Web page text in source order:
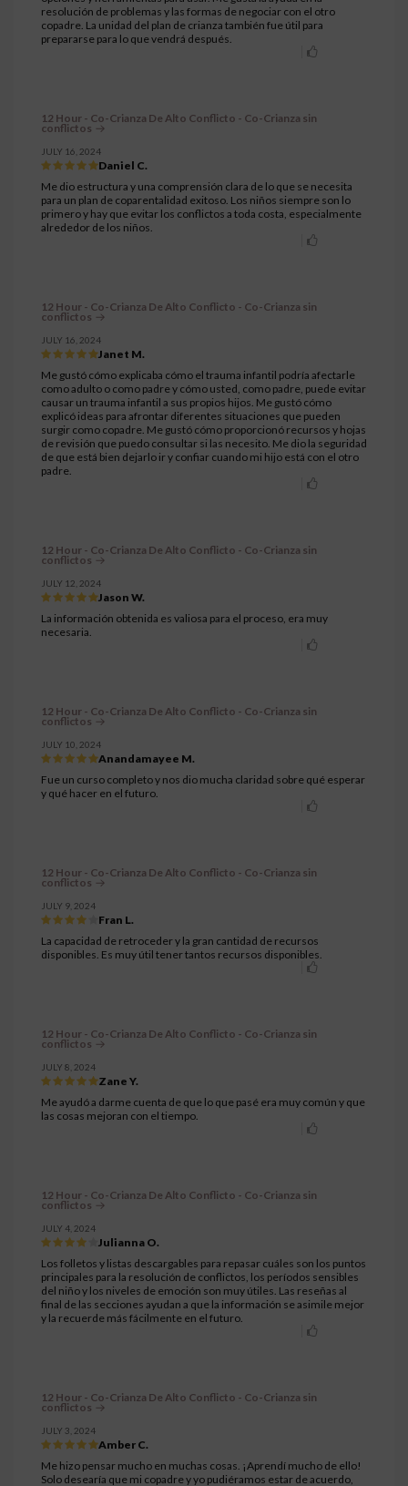
resolución de problemas y las formas de negociar con el otro
copadre. La unidad del plan de crianza también fue útil para
prepararse para lo que vendrá después.
12 Hour - Co-Crianza De Alto Conflicto - Co-Crianza sin
conflictos
JULY 16, 2024
Daniel C.
Me dio estructura y una comprensión clara de lo que se necesita
para un plan de coparentalidad exitoso. Los niños siempre son lo
primero y hay que evitar los conflictos a toda costa, especialmente
alrededor de los niños.
12 Hour - Co-Crianza De Alto Conflicto - Co-Crianza sin
conflictos
JULY 16, 2024
Janet M.
Me gustó cómo explicaba cómo el trauma infantil podría afectarle
como adulto o como padre y cómo usted, como padre, puede evitar
causar un trauma infantil a sus propios hijos. Me gustó cómo
explicó ideas para afrontar diferentes situaciones que pueden
surgir como copadre. Me gustó cómo proporcionó recursos y hojas
de revisión que puedo consultar si las necesito. Me dio la seguridad
de que está bien dejarlo ir y confiar cuando mi hijo está con el otro
padre.
12 Hour - Co-Crianza De Alto Conflicto - Co-Crianza sin
conflictos
JULY 12, 2024
Jason W.
La información obtenida es valiosa para el proceso, era muy
necesaria.
12 Hour - Co-Crianza De Alto Conflicto - Co-Crianza sin
conflictos
JULY 10, 2024
Anandamayee M.
Fue un curso completo y nos dio mucha claridad sobre qué esperar
y qué hacer en el futuro.
12 Hour - Co-Crianza De Alto Conflicto - Co-Crianza sin
conflictos
JULY 9, 2024
Fran L.
La capacidad de retroceder y la gran cantidad de recursos
disponibles. Es muy útil tener tantos recursos disponibles.
12 Hour - Co-Crianza De Alto Conflicto - Co-Crianza sin
conflictos
JULY 8, 2024
Zane Y.
Me ayudó a darme cuenta de que lo que pasé era muy común y que
las cosas mejoran con el tiempo.
12 Hour - Co-Crianza De Alto Conflicto - Co-Crianza sin
conflictos
JULY 4, 2024
Julianna O.
Los folletos y listas descargables para repasar cuáles son los puntos
principales para la resolución de conflictos, los períodos sensibles
del niño y los niveles de emoción son muy útiles. Las reseñas al
final de las secciones ayudan a que la información se asimile mejor
y la recuerde más fácilmente en el futuro.
12 Hour - Co-Crianza De Alto Conflicto - Co-Crianza sin
conflictos
JULY 3, 2024
Amber C.
Me hizo pensar mucho en muchas cosas. ¡Aprendí mucho de ello!
Solo desearía que mi copadre y yo pudiéramos estar de acuerdo,